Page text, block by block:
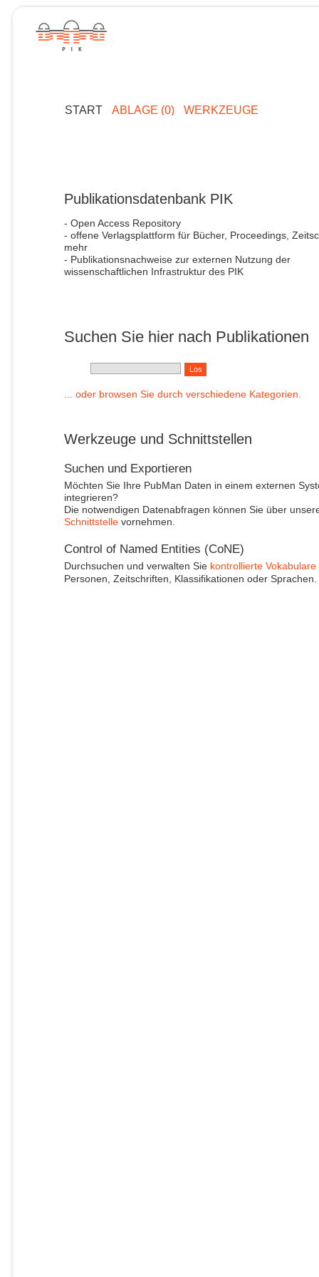
START ABLAGE (0) WERKZEUGE
Publikationsdatenbank PIK
- Open Access Repository
- offene Verlagsplattform für Bücher, Proceedings,
mehr
- Publikationsnachweise zur externen Nutzung der
wissenschaftlichen Infrastruktur des PIK
Suchen Sie hier nach Publikationen
... oder browsen Sie durch verschiedene Kategorien.
Werkzeuge und Schnittstellen
Suchen und Exportieren
Möchten Sie Ihre PubMan Daten in einem externen
integrieren?
Die notwendigen Datenabfragen können Sie über
Schnittstellevornehmen.
Control of Named Entities (CoNE)
Durchsuchen und verwalten Sie kontrollierte Vokabulare
Personen, Zeitschriften, Klassifikationen oder Sprachen.